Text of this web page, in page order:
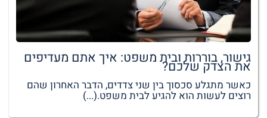
גישור, בוררות ובית משפט: איך אתם מעדיפים
את הצדק שלכם?
כאשר מתגלע סכסוך בין שני צדדים, הדבר האחרון שהם
רוצים לעשות הוא להגיע לבית משפט.(...)